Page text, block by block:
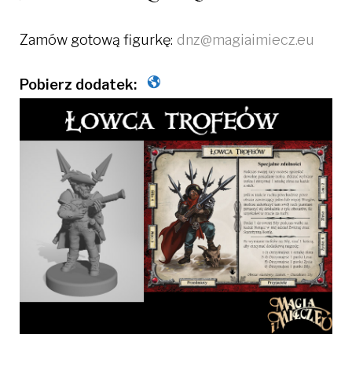
Zamów gotową figurkę: dnz@magiaimiecz.eu